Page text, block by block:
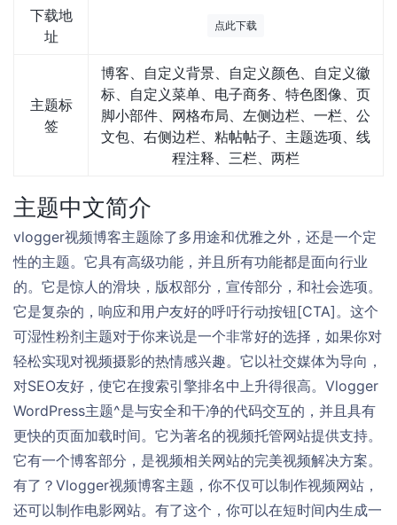
下载地
址
点此下载
主题标
签
博客、自定义背景、自定义颜色、自定义徽
标、自定义菜单、电子商务、特色图像、页
脚小部件、网格布局、左侧边栏、一栏、公
文包、右侧边栏、粘帖帖子、主题选项、线
程注释、三栏、两栏
主题中文简介
vlogger视频博客主题除了多用途和优雅之外，还是一个定
性的主题。它具有高级功能，并且所有功能都是面向行业
的。它是惊人的滑块，版权部分，宣传部分，和社会选项。
它是复杂的，响应和用户友好的呼吁行动按钮[CTA]。这个
可湿性粉剂主题对于你来说是一个非常好的选择，如果你对
轻松实现对视频摄影的热情感兴趣。它以社交媒体为导向，
对SEO友好，使它在搜索引擎排名中上升得很高。Vlogger
WordPress主题^是与安全和干净的代码交互的，并且具有
更快的页面加载时间。它为著名的视频托管网站提供支持。
它有一个博客部分，是视频相关网站的完美视频解决方案。
有了？Vlogger视频博客主题，你不仅可以制作视频网站，
还可以制作电影网站。有了这个，你可以在短时间内生成一